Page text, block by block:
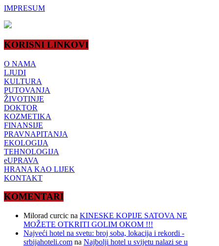
IMPRESUM
KORISNI LINKOVI
O NAMA
LJUDI
KULTURA
PUTOVANJA
ŽIVOTINJE
DOKTOR
KOZMETIKA
FINANSIJE
PRAVNAPITANJA
EKOLOGIJA
TEHNOLOGIJA
eUPRAVA
HRANA KAO LIJEK
KONTAKT
KOMENTARI
Milorad curcic na KINESKE KOPIJE SATOVA NE
MOŽETE OTKRITI GOLIM OKOM !!!
Najveći hotel na svetu: broj soba, lokacija i rekordi -
srbijahoteli.com na Najbolji hotel u svijetu nalazi se u